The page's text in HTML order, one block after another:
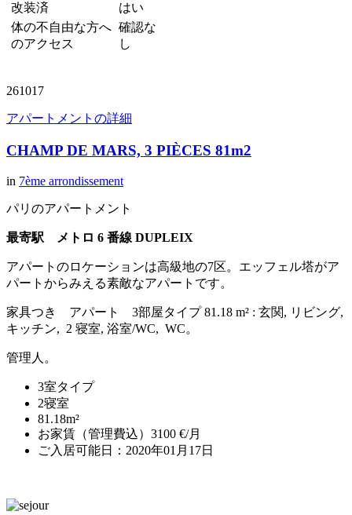
改装済
はい
体の不自由な方へ
のアクセス
確認な
し
261017
アパートメントの詳細
CHAMP DE MARS, 3 PIÈCES 81m2
in 7ème arrondissement
パリのアパートメント
最寄駅 メトロ 6 番線 DUPLEIX
アパートのロケーションは高級地の7区。エッフェル塔がア
パートからみえる素敵なアパートです。
家具つき アパート 3部屋タイプ 81.18 m² : 玄関, リビング,
キッチン, 2 寝室, 浴室/WC, WC。
管理人。
3室タイプ
2寝室
81.18m²
お家賃（管理費込）3100 €/月
ご入居可能日：2020年01月17日